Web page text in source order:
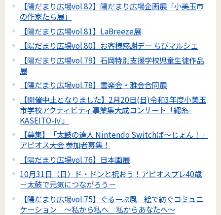
【陽だまり広場vol.82】陽だまり広場企画展「小美玉市
の作家たち展」
【陽だまり広場vol.81】LaBreeze展
【陽だまり広場vol.80】お客様感謝デー ちびマルシェ
【陽だまり広場vol.79】石岡特別支援学校児童生徒作品
展
【陽だまり広場vol.78】書楽会・雅会合同展
【開催中止となりました】2月20日(日)令和3年度小美玉
市学校アクティビティ事業集大成コンサート「綛糸-
KASEITO-Ⅳ」
【募集】「太鼓の達人 Nintendo Switchば～じょん！」
アピオス大会 参加者募集！
【陽だまり広場vol.76】日本画展
10月31日（日）ド・ドンと祝おう！アピオスプレ40歳
－太鼓で元気につながろう－
【陽だまり広場vol.75】ぐるーぷ風 絵で紡ぐコミュニ
ケーション ～私から私へ 私からあなたへ～